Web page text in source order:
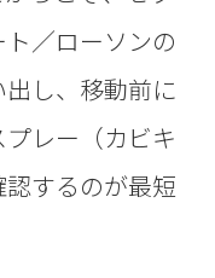
／ローソンの
し、移動前に
レー（カビキ
するのが最短